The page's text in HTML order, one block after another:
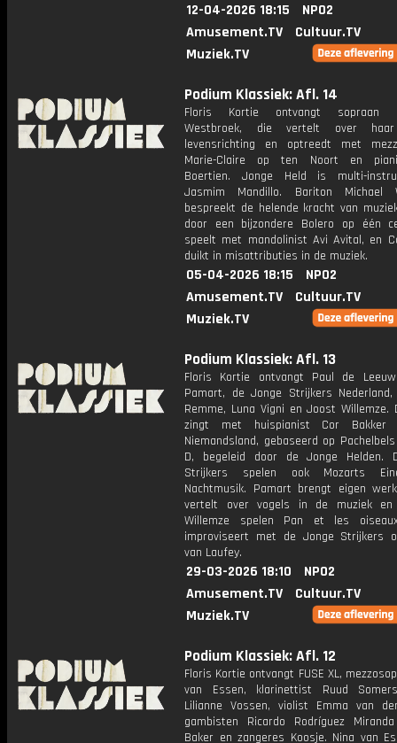
12-04-2026 18:15
NPO2
Amusement.TV
Cultuur.TV
Muziek.TV
Podium Klassiek: Afl. 14
Floris Kortie ontvangt sopraan
Westbroek, die vertelt over
levensrichting en optreedt met
Marie-Claire op ten Noort en
Boertien. Jonge Held is multi-
Jasmim Mandillo. Bariton Michael
bespreekt de helende kracht van
door een bijzondere Bolero op één
speelt met mandolinist Avi Avital, en
duikt in misattributies in de muziek.
05-04-2026 18:15
NPO2
Amusement.TV
Cultuur.TV
Muziek.TV
Podium Klassiek: Afl. 13
Floris Kortie ontvangt Paul de
Pamart, de Jonge Strijkers Nederland,
Remme, Luna Vigni en Joost Willemze.
zingt met huispianist Cor
Niemandsland, gebaseerd op
D, begeleid door de Jonge Helden.
Strijkers spelen ook Mozarts
Nachtmusik. Pamart brengt eigen
vertelt over vogels in de muziek en
Willemze spelen Pan et les
improviseert met de Jonge Strijkers
van Laufey.
29-03-2026 18:10
NPO2
Amusement.TV
Cultuur.TV
Muziek.TV
Podium Klassiek: Afl. 12
Floris Kortie ontvangt FUSE XL,
van Essen, klarinettist Ruud
Lilianne Vossen, violist Emma van
gambisten Ricardo Rodríguez
Baker en zangeres Koosje. Nina van